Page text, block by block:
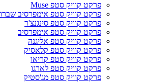
פרקט קוויק סטפ Muse
פרקט קוויק סטפ אימפרסיב
פרקט קוויק סטפ סינגנצ'ר
פרקט קוויק סטפ אימפרסיב
פרקט קוויק סטפ אליגנה
פרקט קוויק סטפ קלאסיק
פרקט קוויק סטפ קריאו
פרקט קוויק סטפ לארגו
פרקט קוויק סטפ מג'סטיק